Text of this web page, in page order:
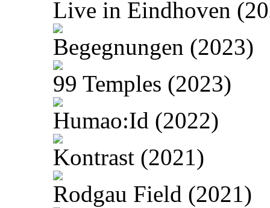
Live in Eindhoven
Begegnungen (2023)
99 Temples (2023)
Humao:Id (2022)
Kontrast (2021)
Rodgau Field (2021)